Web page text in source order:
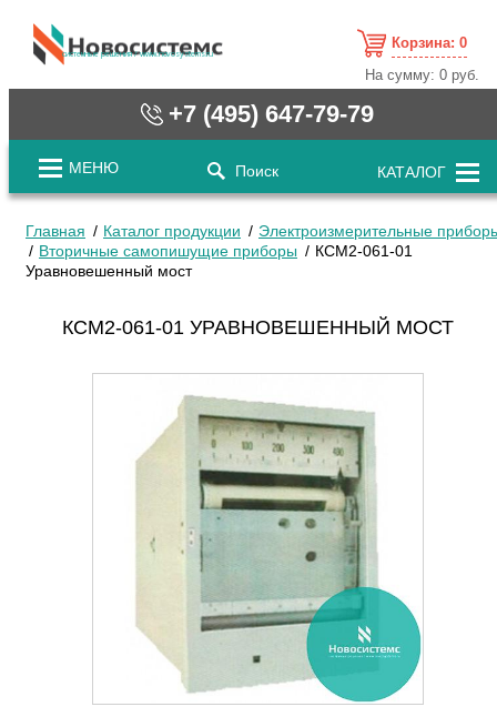
cистемные решения / www.novosystems.ru
Корзина: 0
На сумму:0 руб.
+7 (495) 647-79-79
МЕНЮ Поиск КАТАЛОГ
Главная Каталог продукции
Электроизмерительные
Вторичные самопишущие приборы
КСМ2-061-01
Уравновешенный мост
КСМ2-061-01 УРАВНОВЕШЕННЫЙ МОСТ